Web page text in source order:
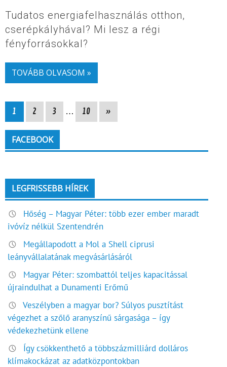
Tudatos energiafelhasználás otthon,
cserépkályhával? Mi lesz a régi
fényforrásokkal?
TOVÁBB OLVASOM »
1 2 3 … 10 »
FACEBOOK
LEGFRISSEBB HÍREK
Hőség – Magyar Péter: több ezer ember maradt
ivóvíz nélkül Szentendrén
Megállapodott a Mol a Shell ciprusi
leányvállalatának megvásárlásáról
Magyar Péter: szombattól teljes kapacitással
újraindulhat a Dunamenti Erőmű
Veszélyben a magyar bor? Súlyos pusztítást
végezhet a szőlő aranyszínű sárgasága – így
védekezhetünk ellene
Így csökkenthető a többszázmilliárd dolláros
klímakockázat az adatközpontokban